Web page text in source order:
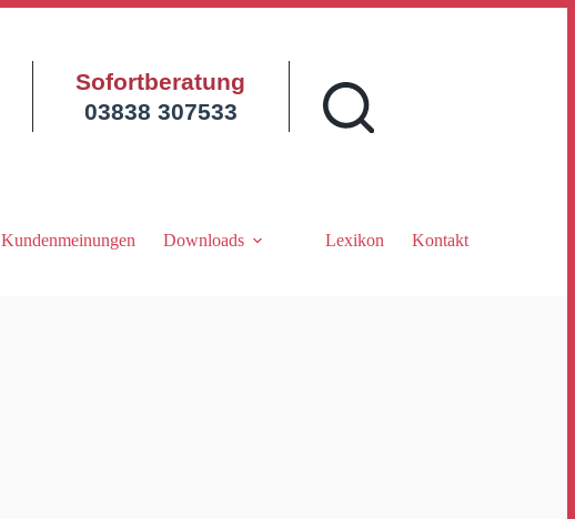
Sofortberatung
03838 307533
Kundenmeinungen Downloads Lexikon Kontakt